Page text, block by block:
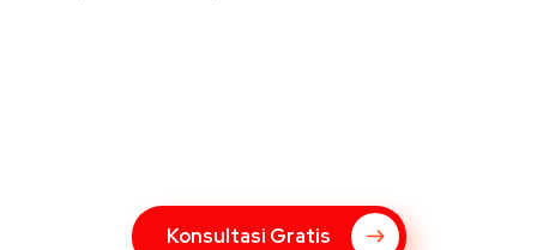
Konsultasi Gratis